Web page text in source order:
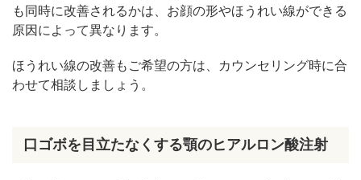
も同時に改善されるかは、お顔の形やほうれい線ができる
原因によって異なります。
ほうれい線の改善もご希望の方は、カウンセリング時に合
わせて相談しましょう。
口ゴボを目立たなくする顎のヒアルロン酸注射